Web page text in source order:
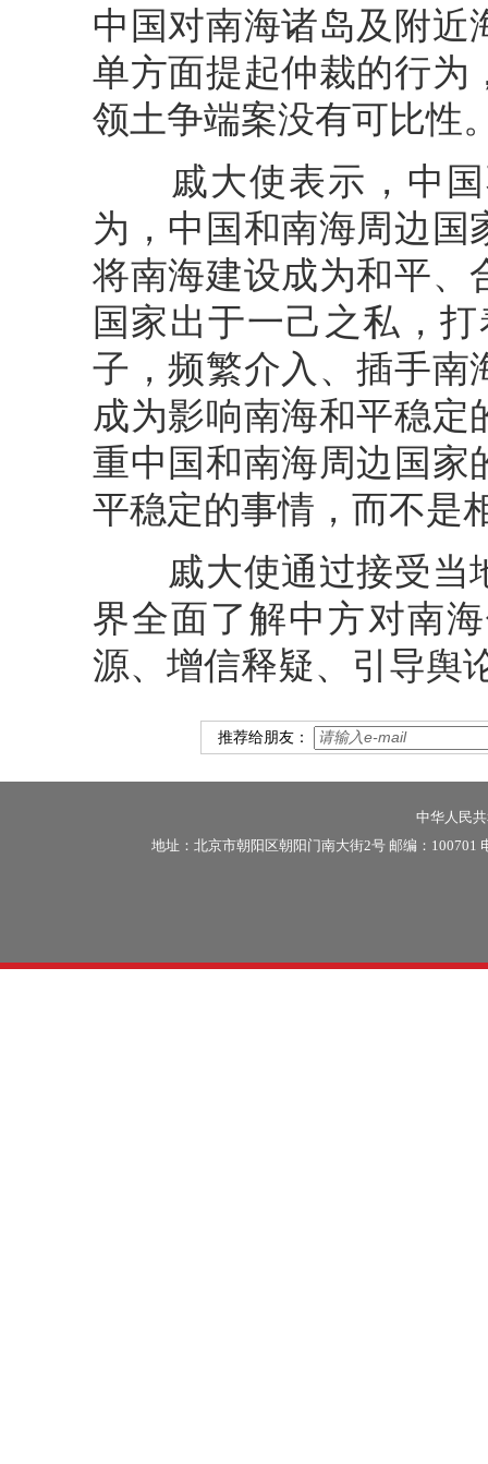
中国对南海诸岛及附近
单方面提起仲裁的行为
领土争端案没有可比性
戚大使表示，中国
为，中国和南海周边国
将南海建设成为和平、
国家出于一己之私，打
子，频繁介入、插手南
成为影响南海和平稳
重中国和南海周边国家
平稳定的事情，而不是
戚大使通过接受当
界全面了解中方对南
源、增信释疑、引导舆
推荐给朋友：
中华人民
地址：北京市朝阳区朝阳门南大街2号 邮编：100701